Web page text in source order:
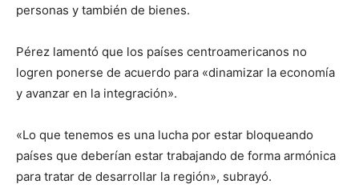
personas y también de bienes.
Pérez lamentó que los países centroamericanos no
logren ponerse de acuerdo para «dinamizar la economía
y avanzar en la integración».
«Lo que tenemos es una lucha por estar bloqueando
países que deberían estar trabajando de forma armónica
para tratar de desarrollar la región», subrayó.